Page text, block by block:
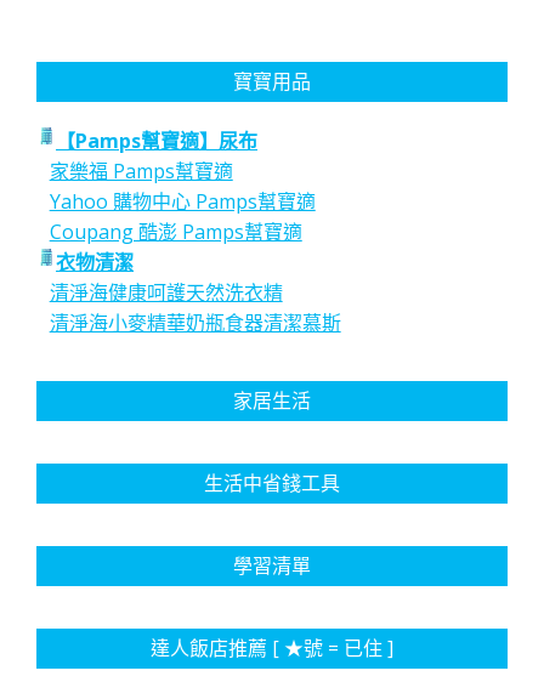
寶寶用品
【Pamps幫寶適】尿布
家樂福 Pamps幫寶適
Yahoo 購物中心 Pamps幫寶適
Coupang 酷澎 Pamps幫寶適
衣物清潔
清淨海健康呵護天然洗衣精
清淨海小麥精華奶瓶食器清潔慕斯
家居生活
生活中省錢工具
學習清單
達人飯店推薦 [ ★號 = 已住 ]